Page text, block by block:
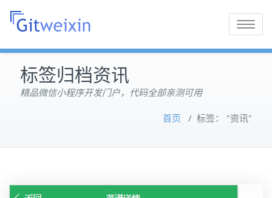
Toggle
标签归档资讯
精品微信小程序开发门户，代码全部亲测可用
首页 / 标签： "资讯"